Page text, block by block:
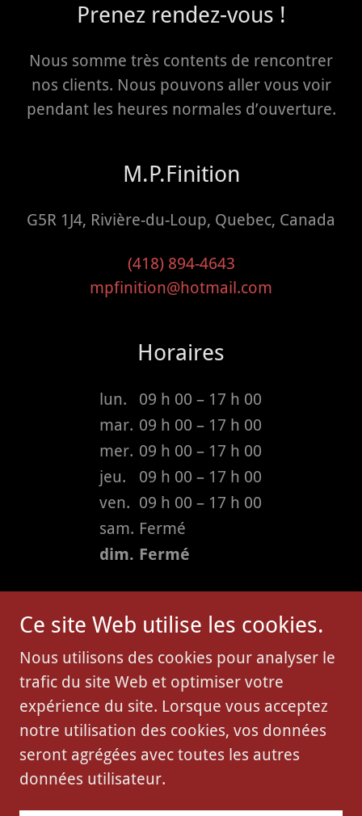
Prenez rendez-vous !
Nous somme très contents de rencontrer
nos clients. Nous pouvons aller vous voir
pendant les heures normales d’ouverture.
M.P.Finition
G5R 1J4, Rivière-du-Loup, Quebec, Canada
(418) 894-4643
mpfinition@hotmail.com
Horaires
lun.
09 h 00 – 17 h 00
mar. 09 h 00 – 17 h 00
mer. 09 h 00 – 17 h 00
jeu.
09 h 00 – 17 h 00
ven. 09 h 00 – 17 h 00
sam. Fermé
dim. Fermé
Copyright © 2018 M.P.Finition - Tous droits
réservés.
RBQ : 5699-3744-01
Ce site Web utilise les cookies.
Nous utilisons des cookies pour analyser le
trafic du site Web et optimiser votre
expérience du site. Lorsque vous acceptez
notre utilisation des cookies, vos données
seront agrégées avec toutes les autres
données utilisateur.